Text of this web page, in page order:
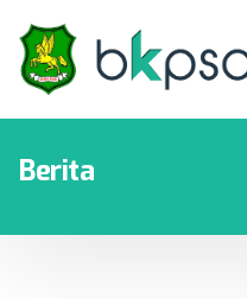
Berita